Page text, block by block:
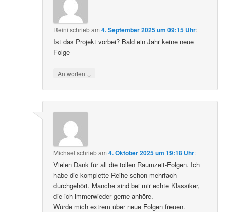
Reini schriebam4. September 2025 um 09:15 Uhr:
Ist das Projekt vorbei? Bald ein Jahr keine neue
Folge
Antworten ↓
Michael schriebam4. Oktober 2025 um 19:18 Uhr:
Vielen Dank für all die tollen Raumzeit-Folgen. Ich
habe die komplette Reihe schon mehrfach
durchgehört. Manche sind bei mir echte Klassiker,
die ich immerwieder gerne anhöre.
Würde mich extrem über neue Folgen freuen.